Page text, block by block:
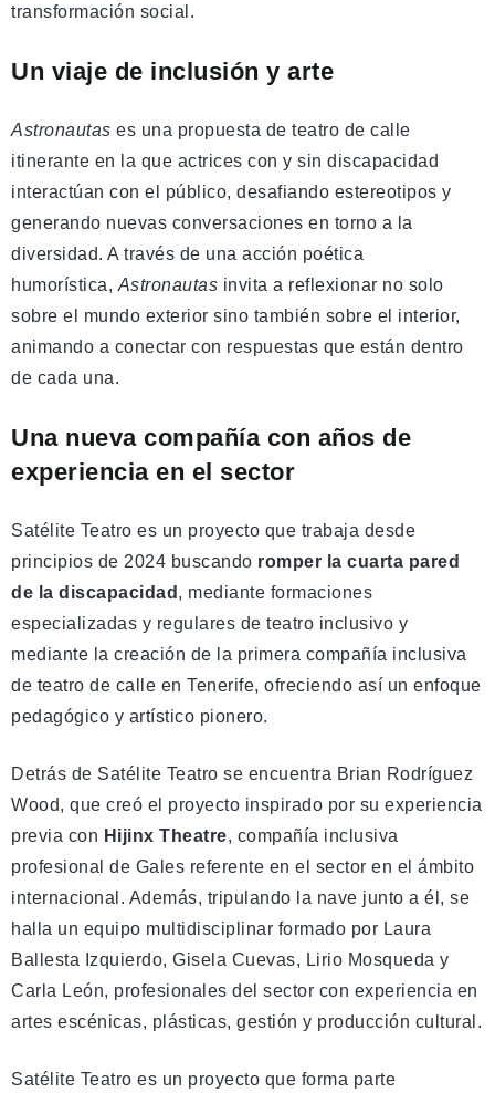
transformación social.
Un viaje de inclusión y arte
Astronautas es una propuesta de teatro de calle
itinerante en la que actrices con y sin discapacidad
interactúan con el público, desafiando estereotipos y
generando nuevas conversaciones en torno a la
diversidad. A través de una acción poética
humorística, Astronautas invita a reflexionar no solo
sobre el mundo exterior sino también sobre el interior,
animando a conectar con respuestas que están dentro
de cada una.
Una nueva compañía con años de
experiencia en el sector
Satélite Teatro es un proyecto que trabaja desde
principios de 2024 buscando romper la cuarta pared
de la discapacidad , mediante formaciones
especializadas y regulares de teatro inclusivo y
mediante la creación de la primera compañía inclusiva
de teatro de calle en Tenerife, ofreciendo así un enfoque
pedagógico y artístico pionero.
Detrás de Satélite Teatro se encuentra Brian Rodríguez
Wood, que creó el proyecto inspirado por su experiencia
previa con Hijinx Theatre, compañía inclusiva
profesional de Gales referente en el sector en el ámbito
internacional. Además, tripulando la nave junto a él, se
halla un equipo multidisciplinar formado por Laura
Ballesta Izquierdo, Gisela Cuevas, Lirio Mosqueda y
Carla León, profesionales del sector con experiencia en
artes escénicas, plásticas, gestión y producción cultural.
Satélite Teatro es un proyecto que forma parte